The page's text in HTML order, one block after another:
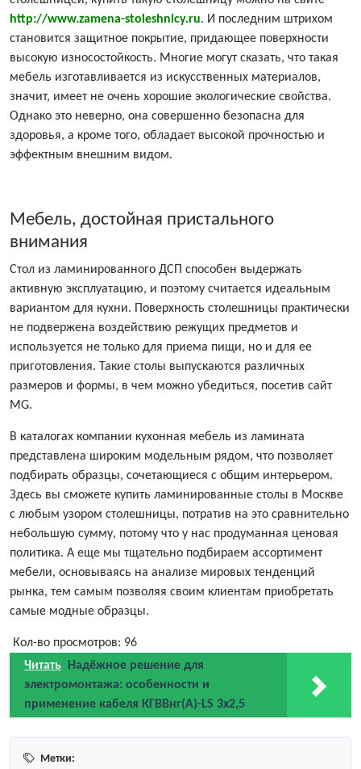
http://www.zamena-stoleshnicy.ru. И последним штрихом
становится защитное покрытие, придающее поверхности
высокую износостойкость. Многие могут сказать, что такая
мебель изготавливается из искусственных материалов,
значит, имеет не очень хорошие экологические свойства.
Однако это неверно, она совершенно безопасна для
здоровья, а кроме того, обладает высокой прочностью и
эффектным внешним видом.
Мебель, достойная пристального
внимания
Стол из ламинированного ДСП способен выдержать
активную эксплуатацию, и поэтому считается идеальным
вариантом для кухни. Поверхность столешницы практически
не подвержена воздействию режущих предметов и
используется не только для приема пищи, но и для ее
приготовления. Такие столы выпускаются различных
размеров и формы, в чем можно убедиться, посетив сайт
MG.
В каталогах компании кухонная мебель из ламината
представлена широким модельным рядом, что позволяет
подбирать образцы, сочетающиеся с общим интерьером.
Здесь вы сможете купить ламинированные столы в Москве
с любым узором столешницы, потратив на это сравнительно
небольшую сумму, потому что у нас продуманная ценовая
политика. А еще мы тщательно подбираем ассортимент
мебели, основываясь на анализе мировых тенденций
рынка, тем самым позволяя своим клиентам приобретать
самые модные образцы.
Кол-во просмотров: 96
Читать
Надёжное решение для
электромонтажа: особенности и
применение кабеля КГВВнг(A)-LS 3х2,5
Метки: